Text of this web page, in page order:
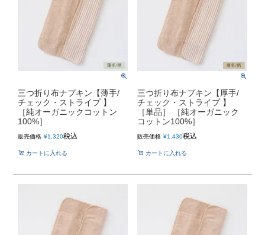
三つ折り布ナプキン【薄手/
チェック・ストライプ 】
［純オーガニックコットン
100%］
販売価格 ¥1,320税込
カートに入れる
三つ折り布ナプキン【厚手/
チェック・ストライプ 】
［単品］ ［純オーガニック
コットン100%］
販売価格 ¥1,430税込
カートに入れる